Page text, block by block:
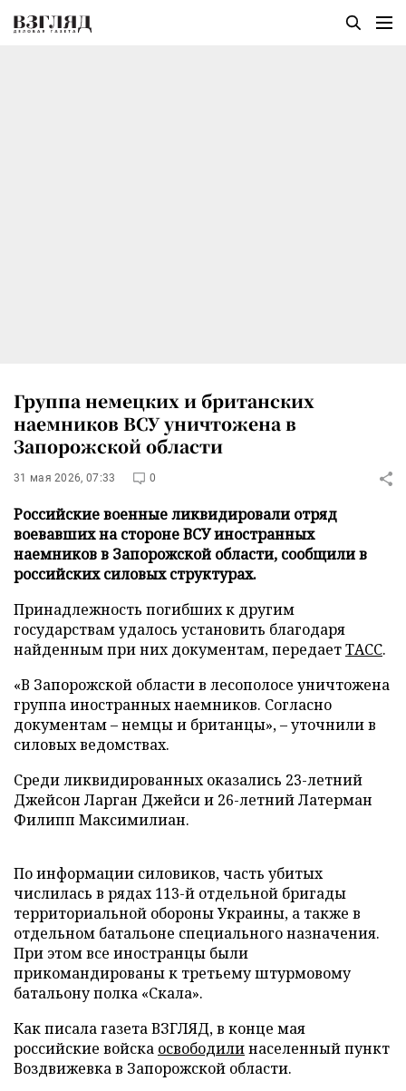
Группа немецких и британских
наемников ВСУ уничтожена в
Запорожской области
31 мая 2026, 07:33 0
Российские военные ликвидировали отряд
воевавших на стороне ВСУ иностранных
наемников в Запорожской области, сообщили в
российских силовых структурах.
Принадлежность погибших к другим
государствам удалось установить благодаря
найденным при них документам, передаетТАСС.
«В Запорожской области в лесополосе уничтожена
группа иностранных наемников. Согласно
документам – немцы и британцы», – уточнили в
силовых ведомствах.
Среди ликвидированных оказались 23-летний
Джейсон Ларган Джейси и 26-летний Латерман
Филипп Максимилиан.
По информации силовиков, часть убитых
числилась в рядах 113-й отдельной бригады
территориальной обороны Украины, а также в
отдельном батальоне специального назначения.
При этом все иностранцы были
прикомандированы к третьему штурмовому
батальону полка «Скала».
Как писала газета ВЗГЛЯД, в конце мая
российские войска освободилинаселенный пункт
Воздвижевка в Запорожской области.